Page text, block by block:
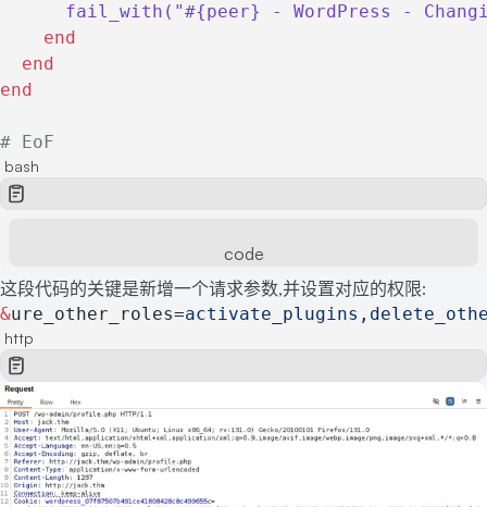
      fail_with(
"#{peer} - WordPress -
    end
  end
end
# EoF
bash
code
这段代码的关键是新增一个请求参数,并设置对应的权限:
&ure_other_roles=
http